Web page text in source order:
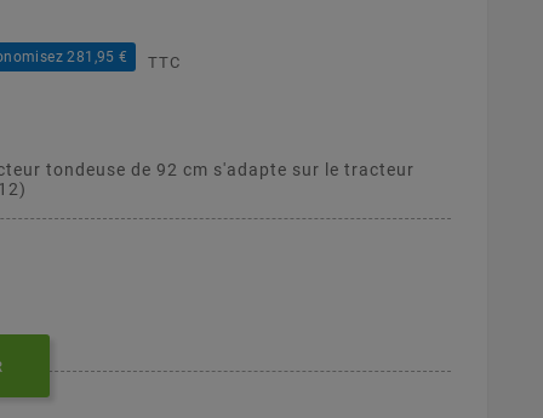
281,95 € TTC
tondeuse de 92 cm s'adapte sur le tracteur